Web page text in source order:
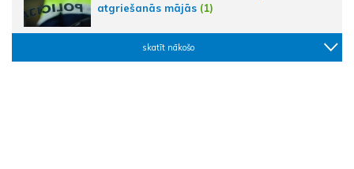
atgriešanās mājās (1)
skatīt nākošo